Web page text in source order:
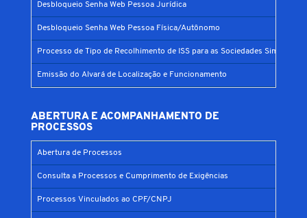
Desbloqueio Senha Web Pessoa Jurídica
Desbloqueio Senha Web Pessoa Física/Autônomo
Processo de Tipo de Recolhimento de ISS para as Sociedades Simples
Emissão do Alvará de Localização e Funcionamento
ABERTURA E ACOMPANHAMENTO DE
PROCESSOS
Abertura de Processos
Consulta a Processos e Cumprimento de Exigências
Processos Vinculados ao CPF/CNPJ